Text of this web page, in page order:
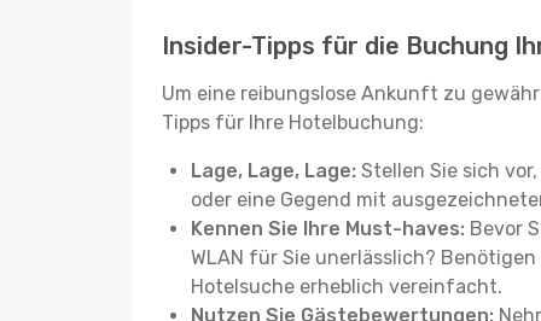
Insider-Tipps für die Buchung
Um eine reibungslose Ankunft zu
Tipps für Ihre Hotelbuchung:
Lage, Lage, Lage: Stellen Sie sich
oder eine Gegend mit
Kennen Sie Ihre Must-haves: Bevor
WLAN für Sie unerlässlich?
Hotelsuche erheblich vereinfacht.
Nutzen Sie Gästebewertungen: